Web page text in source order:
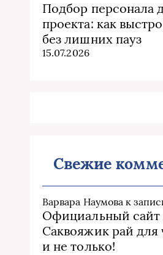
Подбор персонала
проекта: как
без лишних пауз
15.07.2026
Свежие
Варвара Наумова к
Официальный сайт
Саквояжик рай для
и не только!